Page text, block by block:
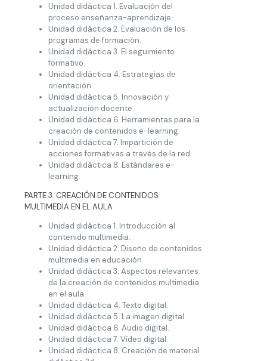
Unidad didáctica 1. Evaluación del
proceso enseñanza-aprendizaje.
Unidad didáctica 2. Evaluación de los
programas de formación.
Unidad didáctica 3. El seguimiento
formativo.
Unidad didáctica 4. Estrategias de
orientación.
Unidad didáctica 5. Innovación y
actualización docente.
Unidad didáctica 6. Herramientas para la
creación de contenidos e-learning.
Unidad didáctica 7. Impartición de
acciones formativas a través de la red.
Unidad didáctica 8. Estándares e-
learning.
PARTE 3. CREACIÓN DE CONTENIDOS
MULTIMEDIA EN EL AULA
Unidad didáctica 1. Introducción al
contenido multimedia.
Unidad didáctica 2. Diseño de contenidos
multimedia en educación.
Unidad didáctica 3. Aspectos relevantes
de la creación de contenidos multimedia
en el aula.
Unidad didáctica 4. Texto digital.
Unidad didáctica 5. La imagen digital.
Unidad didáctica 6. Audio digital.
Unidad didáctica 7. Vídeo digital.
Unidad didáctica 8. Creación de material